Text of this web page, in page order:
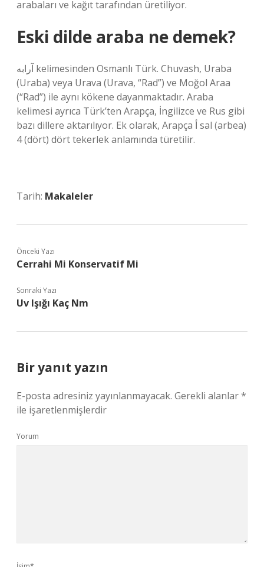
arabaları ve kağıt tarafından üretiliyor.
Eski dilde araba ne demek?
آرابه kelimesinden Osmanlı Türk. Chuvash, Uraba
(Uraba) veya Urava (Urava, “Rad”) ve Moğol Araa
(“Rad”) ile aynı kökene dayanmaktadır. Araba
kelimesi ayrıca Türk’ten Arapça, İngilizce ve Rus gibi
bazı dillere aktarılıyor. Ek olarak, Arapça أ sal (arbea)
4 (dört) dört tekerlek anlamında türetilir.
Tarih: Makaleler
Önceki Yazı
Cerrahi Mi Konservatif Mi
Sonraki Yazı
Uv Işığı Kaç Nm
Bir yanıt yazın
E-posta adresiniz yayınlanmayacak. Gerekli alanlar*
ile işaretlenmişlerdir
Yorum